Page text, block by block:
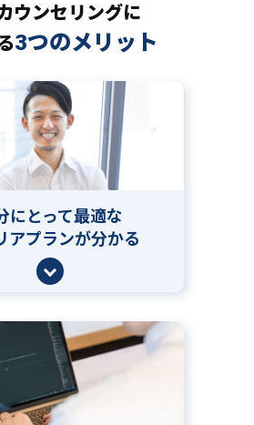
ウンセリングに
3つのメリット
にとって最適な
アプランが分かる